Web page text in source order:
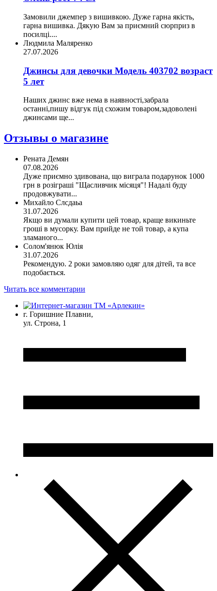
Замовили джемпер з вишивкою. Дуже гарна якість,
гарна вишивка. Дякую Вам за приємний сюрприз в
посилці....
Людмила Маляренко
27.07.2026
Джинсы для девочки Модель 403702 возраст
5 лет
Наших джинс вже нема в наявності,забрала
останні,пишу відгук під схожим товаром,задоволені
джинсами ще...
Отзывы о магазине
Рената Демян
07.08.2026
Дуже приємно здивована, що виграла подарунок 1000
грн в розіграші "Щасливчик місяця"! Надалі буду
продовжувати...
Михайло Слсдаьа
31.07.2026
Якщо ви думали купити цей товар, краще викиньте
гроші в мусорку. Вам прийде не той товар, а купа
зламаного...
Солом'янюк Юлія
31.07.2026
Рекомендую. 2 роки замовляю одяг для дітей, та все
подобається.
Читать все комментарии
г. Горишние Плавни,
ул. Строна, 1